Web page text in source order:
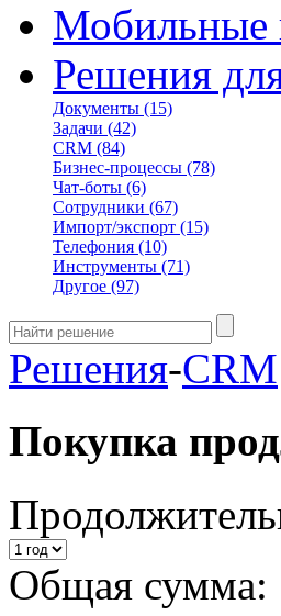
Мобильные
Решения
Документы (15)
Задачи (42)
CRM (84)
Бизнес-процессы (78)
Чат-боты (6)
Сотрудники (67)
Импорт/экспорт (15)
Телефония (10)
Инструменты (71)
Другое (97)
Решения-CRM
Покупка
Общая сумма: